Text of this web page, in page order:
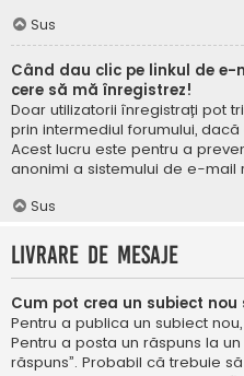
Sus
Când dau clic pe linkul de
cere să mă înregistrez!
Doar utilizatorii înregistrați pot
prin intermediul forumului,
Acest lucru este pentru a
anonimi a sistemului de e-mail
Sus
Livrare de mesaje
Cum pot crea un subiect
Pentru a publica un subiect
Pentru a posta un răspuns la
răspuns”. Probabil că trebuie